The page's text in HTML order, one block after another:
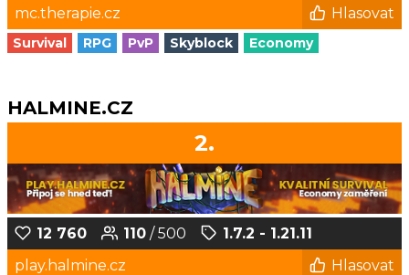
mc.therapie.cz
Hlasovat
Survival RPG PvP Skyblock Economy
HALMINE.CZ
2.
12 760 110 / 500
1.7.2 - 1.21.11
play.halmine.cz
Hlasovat